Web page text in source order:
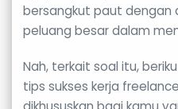
bersangkut paut dengan
peluang besar dalam
Nah, terkait soal itu,
tips sukses kerja